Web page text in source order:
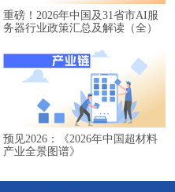
重磅！2026年中国及31省市AI服
务器行业政策汇总及解读（全）
预见2026：《2026年中国超材料
产业全景图谱》